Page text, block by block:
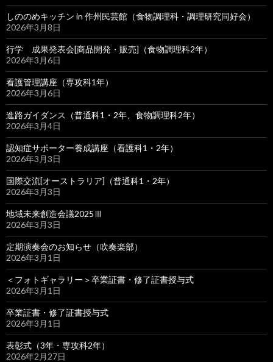
しののめキッチン in 作州民芸館（食物調理科・調理研究同好会）
2026年3月8日
行学 成果発表会[商品開発・販売]（食物調理科2年）
2026年3月6日
看護管理講座（専攻科1年）
2026年3月6日
進路ガイダンス（普通科1・2年、食物調理科2年）
2026年3月4日
認知症サポーター養成講座（看護科1・2年）
2026年3月3日
国際交流[オーストラリア]（普通科1・2年）
2026年3月3日
地域未来創造会議2025Ⅲ
2026年3月3日
定期演奏会のお知らせ（吹奏楽部）
2026年3月1日
＜フォトギャラリー＞卒業証書・修了証書授与式
2026年3月1日
卒業証書・修了証書授与式
2026年3月1日
表彰式（3年・専攻科2年）
2026年2月27日